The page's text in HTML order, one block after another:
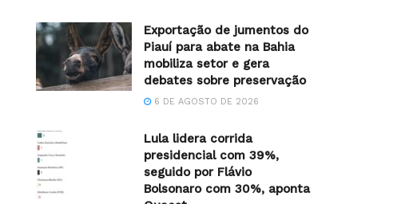
Exportação de jumentos do
Piauí para abate na Bahia
mobiliza setor e gera
debates sobre preservação
6 DE AGOSTO DE 2026
Lula lidera corrida
presidencial com 39%,
seguido por Flávio
Bolsonaro com 30%, aponta